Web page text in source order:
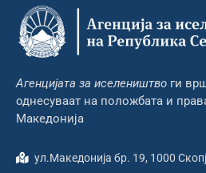
Агенцијата за иселеништво ги
однесуваат на положбата и
Македонија
ул.Македонија бр. 19, 1000